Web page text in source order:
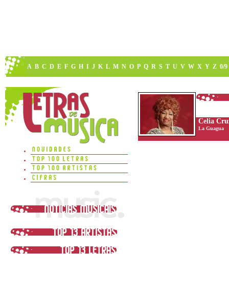
A B C D E F G H I J K L M N O P Q R S T U V W X Y Z 0/9
Celia
La Guagua